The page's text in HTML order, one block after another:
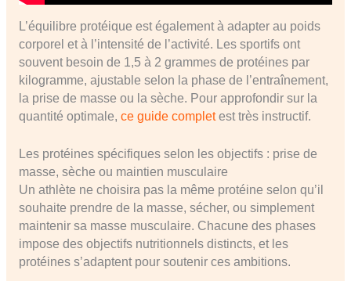
L’équilibre protéique est également à adapter au poids
corporel et à l’intensité de l’activité. Les sportifs ont
souvent besoin de 1,5 à 2 grammes de protéines par
kilogramme, ajustable selon la phase de l’entraînement,
la prise de masse ou la sèche. Pour approfondir sur la
quantité optimale, ce guide completest très instructif.
Les protéines spécifiques selon les objectifs : prise de
masse, sèche ou maintien musculaire
Un athlète ne choisira pas la même protéine selon qu’il
souhaite prendre de la masse, sécher, ou simplement
maintenir sa masse musculaire. Chacune des phases
impose des objectifs nutritionnels distincts, et les
protéines s’adaptent pour soutenir ces ambitions.